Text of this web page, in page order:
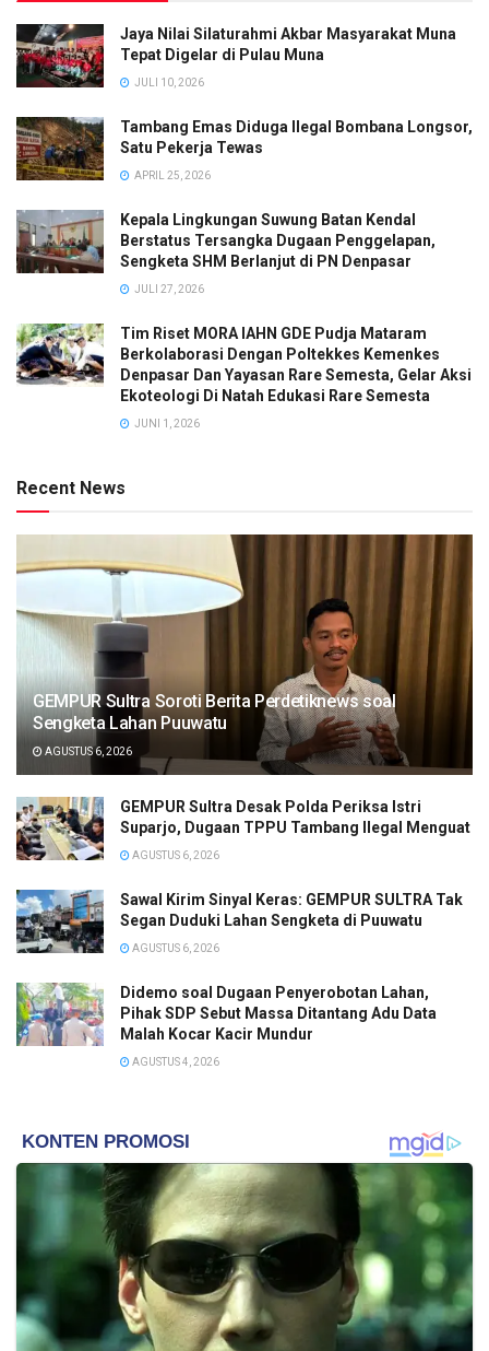
Jaya Nilai Silaturahmi Akbar Masyarakat Muna
Tepat Digelar di Pulau Muna
JULI 10, 2026
Tambang Emas Diduga Ilegal Bombana Longsor,
Satu Pekerja Tewas
APRIL 25, 2026
Kepala Lingkungan Suwung Batan Kendal
Berstatus Tersangka Dugaan Penggelapan,
Sengketa SHM Berlanjut di PN Denpasar
JULI 27, 2026
Tim Riset MORA IAHN GDE Pudja Mataram
Berkolaborasi Dengan Poltekkes Kemenkes
Denpasar Dan Yayasan Rare Semesta, Gelar Aksi
Ekoteologi Di Natah Edukasi Rare Semesta
JUNI 1, 2026
Recent News
GEMPUR Sultra Soroti Berita Perdetiknews soal
Sengketa Lahan Puuwatu
AGUSTUS 6, 2026
GEMPUR Sultra Desak Polda Periksa Istri
Suparjo, Dugaan TPPU Tambang Ilegal Menguat
AGUSTUS 6, 2026
Sawal Kirim Sinyal Keras: GEMPUR SULTRA Tak
Segan Duduki Lahan Sengketa di Puuwatu
AGUSTUS 6, 2026
Didemo soal Dugaan Penyerobotan Lahan,
Pihak SDP Sebut Massa Ditantang Adu Data
Malah Kocar Kacir Mundur
AGUSTUS 4, 2026